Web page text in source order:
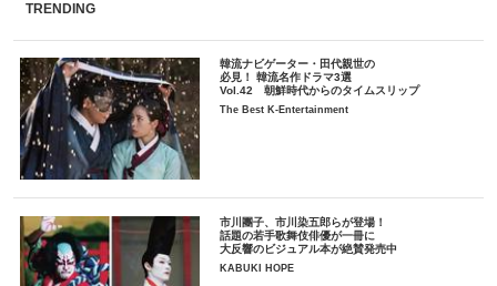
TRENDING
韓流ナビゲーター・田代親世の
必見！ 韓流名作ドラマ3選
Vol.42 朝鮮時代からのタイムスリップ
The Best K-Entertainment
市川團子、市川染五郎らが登場！
話題の若手歌舞伎俳優が一冊に
大反響のビジュアル本が絶賛発売中
KABUKI HOPE